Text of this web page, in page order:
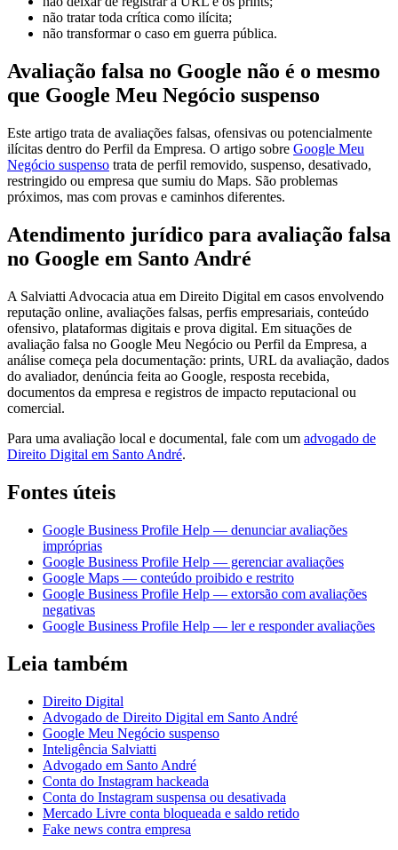
não tratar toda crítica como ilícita;
não transformar o caso em guerra pública.
Avaliação falsa no Google não é o mesmo
que Google Meu Negócio suspenso
Este artigo trata de avaliações falsas, ofensivas ou potencialmente
ilícitas dentro do Perfil da Empresa. O artigo sobre Google Meu
Negócio suspenso trata de perfil removido, suspenso, desativado,
restringido ou empresa que sumiu do Maps. São problemas
próximos, mas com provas e caminhos diferentes.
Atendimento jurídico para avaliação falsa
no Google em Santo André
A Salviatti Advocacia atua em Direito Digital em casos envolvendo
reputação online, avaliações falsas, perfis empresariais, conteúdo
ofensivo, plataformas digitais e prova digital. Em situações de
avaliação falsa no Google Meu Negócio ou Perfil da Empresa, a
análise começa pela documentação: prints, URL da avaliação, dados
do avaliador, denúncia feita ao Google, resposta recebida,
documentos da empresa e registros de impacto reputacional ou
comercial.
Para uma avaliação local e documental, fale com um advogado de
Direito Digital em Santo André.
Fontes úteis
Google Business Profile Help — denunciar avaliações
impróprias
Google Business Profile Help — gerenciar avaliações
Google Maps — conteúdo proibido e restrito
Google Business Profile Help — extorsão com avaliações
negativas
Google Business Profile Help — ler e responder avaliações
Leia também
Direito Digital
Advogado de Direito Digital em Santo André
Google Meu Negócio suspenso
Inteligência Salviatti
Advogado em Santo André
Conta do Instagram hackeada
Conta do Instagram suspensa ou desativada
Mercado Livre conta bloqueada e saldo retido
Fake news contra empresa